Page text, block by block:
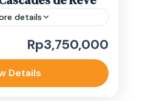
details
Sulawesi Îles
de 2 jours et 1
Rp3,750,000
Details